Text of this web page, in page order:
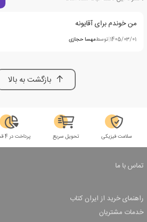
من خوندم برای آقایونه
1405/03/01
|توسطمهسا حجازی
بازگشت به بالا
سلامت فیزیکی تحویل سریع پرداخت در 4 قسط
تماس با ما
راهنمای خرید از ایران کتاب
ثبت سفارش
شرایط ارسال سفارش
شیوه پرداخت
تخفیف‌های خرید
خدمات مشتریان